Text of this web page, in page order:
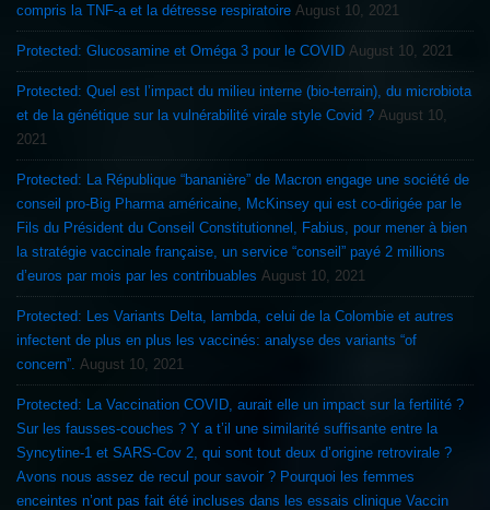
compris la TNF-a et la détresse respiratoire August 10, 2021
Protected: Glucosamine et Oméga 3 pour le COVID August 10, 2021
Protected: Quel est l’impact du milieu interne (bio-terrain), du microbiota
et de la génétique sur la vulnérabilité virale style Covid ? August 10,
2021
Protected: La République “bananière” de Macron engage une société de
conseil pro-Big Pharma américaine, McKinsey qui est co-dirigée par le
Fils du Président du Conseil Constitutionnel, Fabius, pour mener à bien
la stratégie vaccinale française, un service “conseil” payé 2 millions
d’euros par mois par les contribuables August 10, 2021
Protected: Les Variants Delta, lambda, celui de la Colombie et autres
infectent de plus en plus les vaccinés: analyse des variants “of
concern”. August 10, 2021
Protected: La Vaccination COVID, aurait elle un impact sur la fertilité ?
Sur les fausses-couches ? Y a t’il une similarité suffisante entre la
Syncytine-1 et SARS-Cov 2, qui sont tout deux d’origine retrovirale ?
Avons nous assez de recul pour savoir ? Pourquoi les femmes
enceintes n’ont pas fait été incluses dans les essais clinique Vaccin